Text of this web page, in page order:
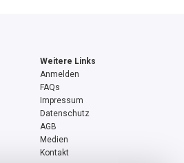
Weitere Links
Anmelden
FAQs
Impressum
Datenschutz
AGB
Medien
Kontakt